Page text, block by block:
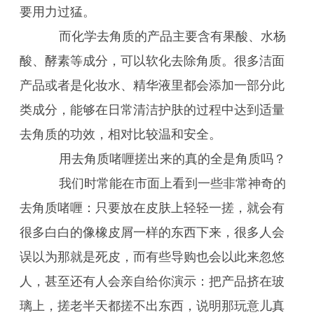
要用力过猛。
而化学去角质的产品主要含有果酸、水杨
酸、酵素等成分，可以软化去除角质。很多洁面
产品或者是化妆水、精华液里都会添加一部分此
类成分，能够在日常清洁护肤的过程中达到适量
去角质的功效，相对比较温和安全。
用去角质啫喱搓出来的真的全是角质吗？
我们时常能在市面上看到一些非常神奇的
去角质啫喱：只要放在皮肤上轻轻一搓，就会有
很多白白的像橡皮屑一样的东西下来，很多人会
误以为那就是死皮，而有些导购也会以此来忽悠
人，甚至还有人会亲自给你演示：把产品挤在玻
璃上，搓老半天都搓不出东西，说明那玩意儿真